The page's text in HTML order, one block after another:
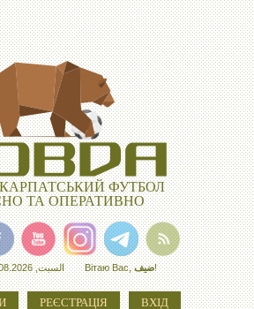
ФУТБОЛ
ТА ОПЕРАТИВНО
السبت, 08.08.2026, 12:03 Вітаю Вас,ضيف!
РЕЄСТРАЦІЯ ВХІД